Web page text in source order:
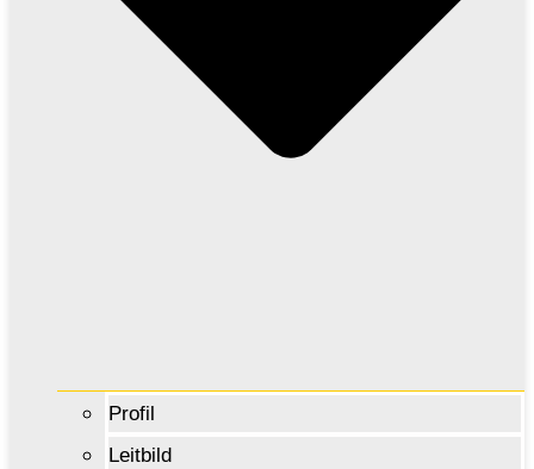
Profil
Leitbild